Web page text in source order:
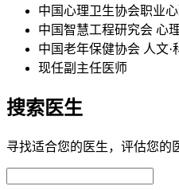
中国心理卫生协会职业
中国智慧工程研究会 心
中国老年保健协会 人文·
现任副主任医师
搜索医生
寻找适合您的医生，评估您的